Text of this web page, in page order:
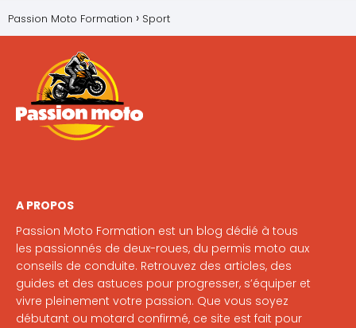
Passion Moto Formation Sport
A PROPOS
Passion Moto Formation est un blog dédié à tous
les passionnés de deux-roues, du permis moto aux
conseils de conduite. Retrouvez des articles, des
guides et des astuces pour progresser, s’équiper et
vivre pleinement votre passion. Que vous soyez
débutant ou motard confirmé, ce site est fait pour